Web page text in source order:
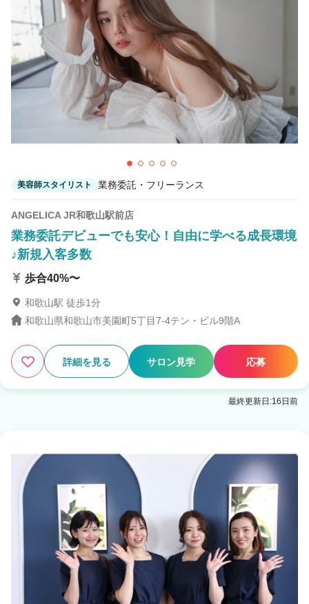
美容師スタイリスト 業務委託・フリーランス
ANGELICA JR和歌山駅前店
業務委託デビューでも安心！自由に学べる成長環境
♪新規入客多数
歩合40%〜
和歌山駅 徒歩1分
和歌山県和歌山市美園町5丁目7-4テン・ビル9階A
詳細を見る サロン見学 応募
最終更新日:16日前